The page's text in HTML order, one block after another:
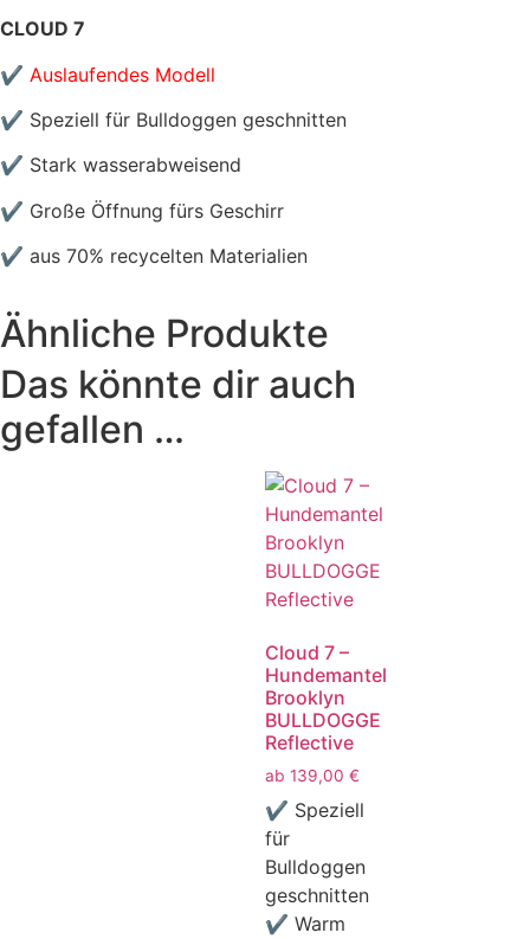
CLOUD 7
✔ Auslaufendes Modell
✔ Speziell für Bulldoggen geschnitten
✔ Stark wasserabweisend
✔ Große Öffnung fürs Geschirr
✔ aus 70% recycelten Materialien
Ähnliche Produkte
Das könnte dir auch
gefallen …
Cloud 7 –
Hundemantel
Brooklyn
BULLDOGGE
Reflective
ab 139,00 €
✔ Speziell
für
Bulldoggen
geschnitten
✔ Warm